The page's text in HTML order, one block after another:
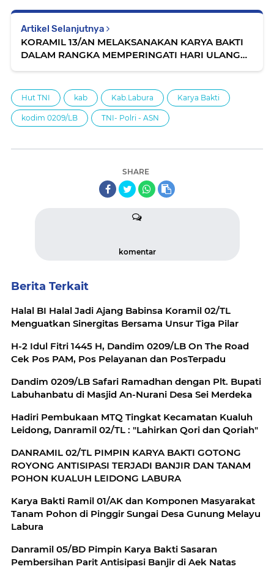
Artikel Selanjutnya
KORAMIL 13/AN MELAKSANAKAN KARYA BAKTI
DALAM RANGKA MEMPERINGATI HARI ULANG
Hut TNI kab Kab.Labura Karya Bakti
kodim 0209/LB TNI- Polri - ASN
SHARE
komentar
Berita Terkait
Halal BI Halal Jadi Ajang Babinsa Koramil 02/TL
Menguatkan Sinergitas Bersama Unsur Tiga Pilar
H-2 Idul Fitri 1445 H, Dandim 0209/LB On The Road
Cek Pos PAM, Pos Pelayanan dan PosTerpadu
Dandim 0209/LB Safari Ramadhan dengan Plt. Bupati
Labuhanbatu di Masjid An-Nurani Desa Sei Merdeka
Hadiri Pembukaan MTQ Tingkat Kecamatan Kualuh
Leidong, Danramil 02/TL : "Lahirkan Qori dan Qoriah"
DANRAMIL 02/TL PIMPIN KARYA BAKTI GOTONG
ROYONG ANTISIPASI TERJADI BANJIR DAN TANAM
POHON KUALUH LEIDONG LABURA
Karya Bakti Ramil 01/AK dan Komponen Masyarakat
Tanam Pohon di Pinggir Sungai Desa Gunung Melayu
Labura
Danramil 05/BD Pimpin Karya Bakti Sasaran
Pembersihan Parit Antisipasi Banjir di Aek Natas